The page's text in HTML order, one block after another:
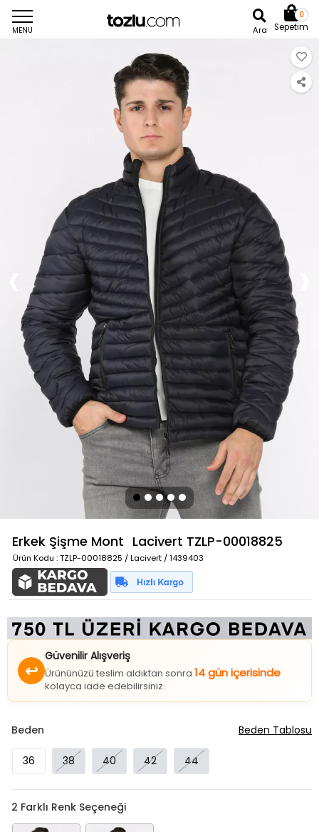
MENU Ara
0
Sepetim
Erkek Şişme Mont Lacivert TZLP-00018825
Ürün Kodu : TZLP-00018825 / Lacivert / 1439403
↩
Güvenilir Alışveriş
Ürününüzü teslim aldıktan sonra 14 gün içerisinde
kolayca iade edebilirsiniz.
Beden
36 38 40 42 44
Beden Tablosu
2 Farklı Renk Seçeneği